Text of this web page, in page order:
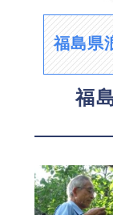
福島県
福